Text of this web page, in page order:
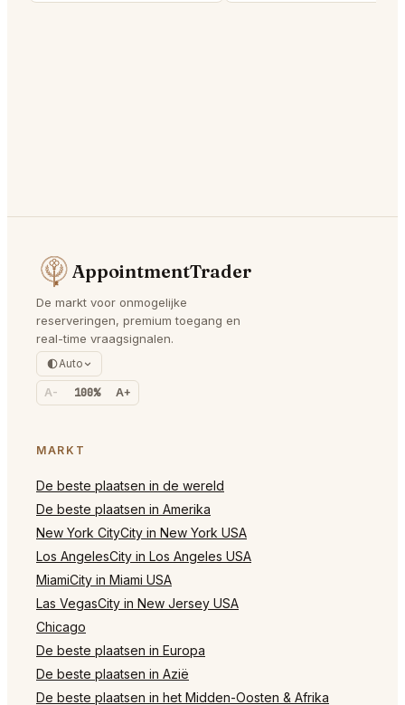
AppointmentTrader
De markt voor onmogelijke
reserveringen, premium toegang en
real-time vraagsignalen.
Auto
A- 100% A+
MARKT
De beste plaatsen in de wereld
De beste plaatsen in Amerika
New York CityCity in New York USA
Los AngelesCity in Los Angeles USA
MiamiCity in Miami USA
Las VegasCity in New Jersey USA
Chicago
De beste plaatsen in Europa
De beste plaatsen in Azië
De beste plaatsen in het Midden-Oosten & Afrika